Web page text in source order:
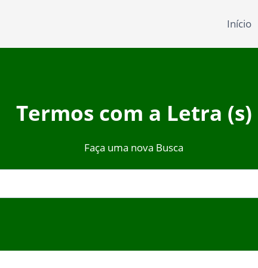
Início
Termos com a Letra (s)
Faça uma nova Busca